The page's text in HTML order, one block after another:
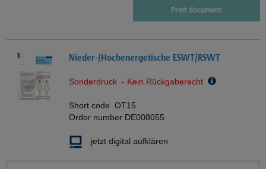
Print document
Nieder-/Hochenergetische ESWT/RSWT
Sonderdruck - Kein Rückgaberecht
Short code OT15
Order number DE008055
jetzt digital aufklären